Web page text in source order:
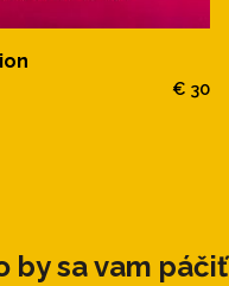
€ 30
by sa vam páčiť